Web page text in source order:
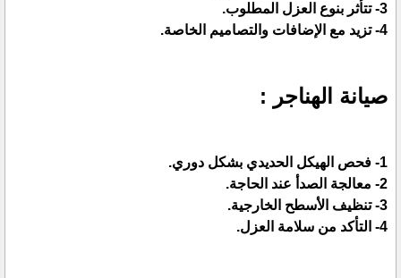
3- تتأثر بنوع العزل المطلوب.
4- تزيد مع الإضافات والتصاميم الخاصة.
صيانة الهناجر :
1- فحص الهيكل الحديدي بشكل دوري.
2- معالجة الصدأ عند الحاجة.
3- تنظيف الأسطح الخارجية.
4- التأكد من سلامة العزل.